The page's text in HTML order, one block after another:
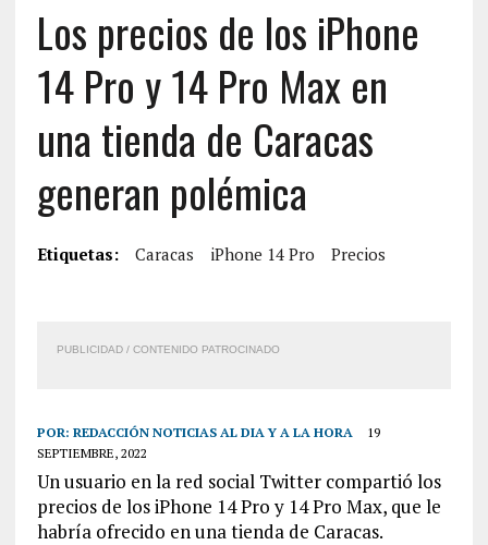
Los precios de los iPhone
14 Pro y 14 Pro Max en
una tienda de Caracas
generan polémica
Etiquetas: Caracas iPhone 14 Pro Precios
PUBLICIDAD / CONTENIDO PATROCINADO
POR: REDACCIÓN NOTICIAS AL DIA Y A LA HORA
19
SEPTIEMBRE, 2022
Un usuario en la red social Twitter compartió los
precios de los iPhone 14 Pro y 14 Pro Max, que le
habría ofrecido en una tienda de Caracas.